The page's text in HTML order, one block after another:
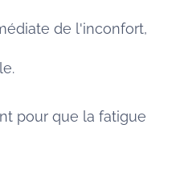
de l'inconfort,
pour que la fatigue